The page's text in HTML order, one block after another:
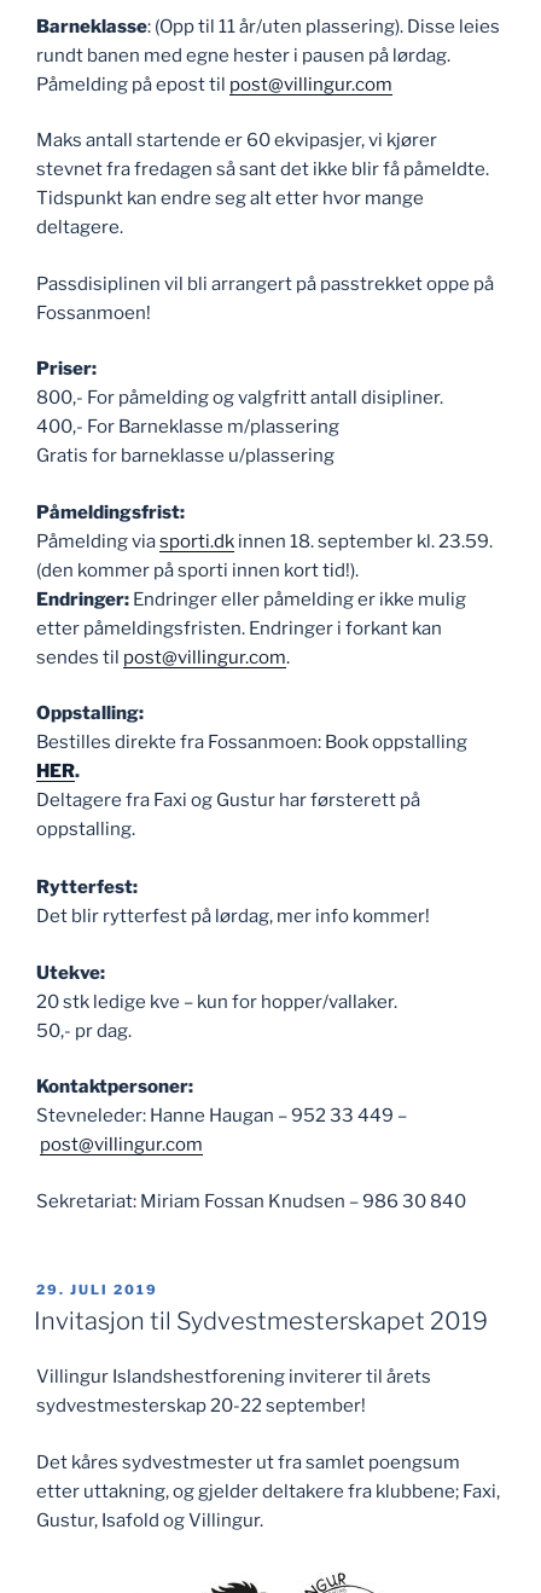
Barneklasse: (Opp til 11 år/uten plassering). Disse leies
rundt banen med egne hester i pausen på lørdag.
Påmelding på epost til post@villingur.com
Maks antall startende er 60 ekvipasjer, vi kjører
stevnet fra fredagen så sant det ikke blir få påmeldte.
Tidspunkt kan endre seg alt etter hvor mange
deltagere.
Passdisiplinen vil bli arrangert på passtrekket oppe på
Fossanmoen!
Priser:
800,- For påmelding og valgfritt antall disipliner.
400,- For Barneklasse m/plassering
Gratis for barneklasse u/plassering
Påmeldingsfrist:
Påmelding viasporti.dk innen 18. september kl. 23.59.
(den kommer på sporti innen kort tid!).
Endringer: Endringer eller påmelding er ikke mulig
etter påmeldingsfristen. Endringer i forkant kan
sendes til post@villingur.com.
Oppstalling:
Bestilles direkte fra Fossanmoen: Book oppstalling
HER.
Deltagere fra Faxi og Gustur har førsterett på
oppstalling.
Rytterfest:
Det blir rytterfest på lørdag, mer info kommer!
Utekve:
20 stk ledige kve – kun for hopper/vallaker.
50,- pr dag.
Kontaktpersoner:
Stevneleder: Hanne Haugan – 952 33 449 –
post@villingur.com
Sekretariat: Miriam Fossan Knudsen – 986 30 840
PUBLISERT
29. JULI 2019
Invitasjon til Sydvestmesterskapet 2019
Villingur Islandshestforening inviterer til årets
sydvestmesterskap 20-22 september!
Det kåres sydvestmester ut fra samlet poengsum
etter uttakning, og gjelder deltakere fra klubbene; Faxi,
Gustur, Isafold og Villingur.